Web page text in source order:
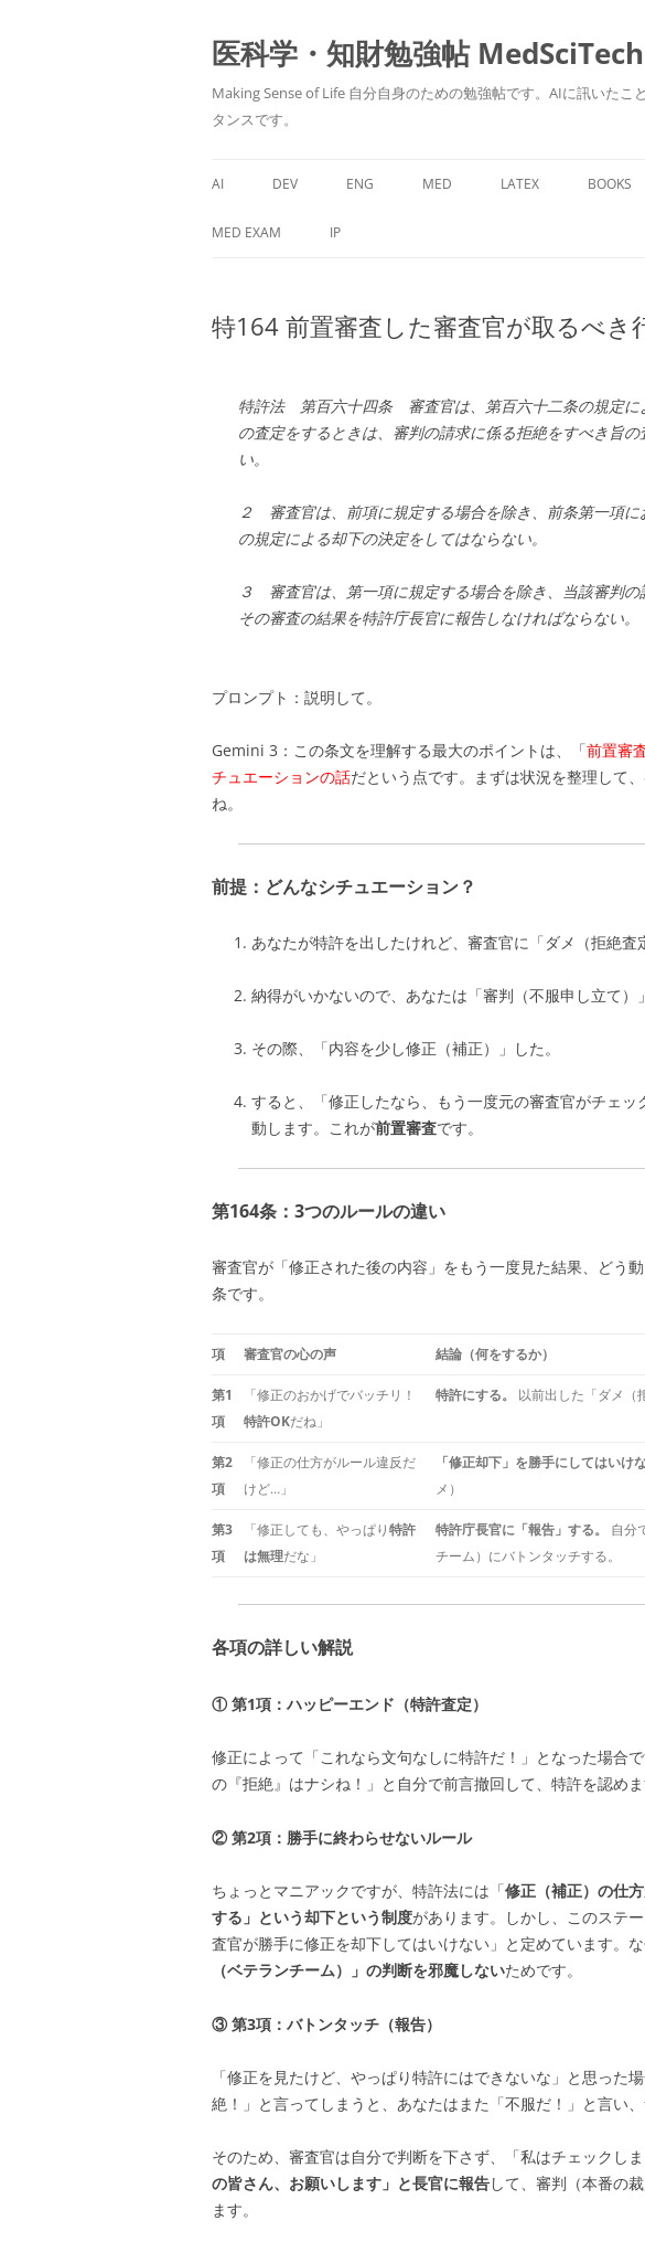
医科学・知財勉強帖
Making Sense of Life 自分自身のための勉強帖です。AIに訊いた
タンスです。
AI DEV ENG MED LATEX BOOKS
MED EXAM IP
特164 前置審査した審査官が取るべき
特許法 第百六十四条 審査官は、第百六十二条の規定に
の査定をするときは、審判の請求に係る拒絶をすべき旨
い。
２ 審査官は、前項に規定する場合を除き、前条第一項
の規定による却下の決定をしてはならない。
３ 審査官は、第一項に規定する場合を除き、当該審判の
その審査の結果を特許庁長官に報告しなければならない。
プロンプト：説明して。
Gemini 3： この条文を理解する最大のポイントは、「前置審
チュエーションの話だという点です。 まずは状況を整理して
ね。
前提：どんなシチュエーション？
あなたが特許を出したけれど、審査官に「ダメ（拒絶査
納得がいかないので、あなたは「審判（不服申し立て）
その際、「内容を少し修正（補正）」した。
すると、「修正したなら、もう一度元の審査官がチェ
動します。これが前置審査です。
第164条：3つのルールの違い
審査官が「修正された後の内容」をもう一度見た結果、どう
条です。
項 審査官の心の声 結論（何をするか）
第1
項
「修正のおかげでバッチリ！
特許OKだね」
特許にする。 以前出した「ダメ（
第2
項
「修正の仕方がルール違反だ
けど…」
「修正却下」を勝手にしてはいけな
メ）
第3
項
「修正しても、やっぱり特許
は無理だな」
特許庁長官に「報告」する。
自分
チーム）にバトンタッチする。
各項の詳しい解説
① 第1項：ハッピーエンド（特許査定）
修正によって「これなら文句なしに特許だ！」となった場合
の『拒絶』はナシね！」と自分で前言撤回して、特許を認めま
② 第2項：勝手に終わらせないルール
ちょっとマニアックですが、特許法には「修正（補正）の仕
する」という却下という制度があります。しかし、このステ
査官が勝手に修正を却下してはいけない」と定めています。
（ベテランチーム）」の判断を邪魔しないためです。
③ 第3項：バトンタッチ（報告）
「修正を見たけど、やっぱり特許にはできないな」と思った
絶！」と言ってしまうと、あなたはまた「不服だ！」と言い
そのため、審査官は自分で判断を下さず、「私はチェックしま
の皆さん、お願いします」と長官に報告して、審判（本番の
ます。